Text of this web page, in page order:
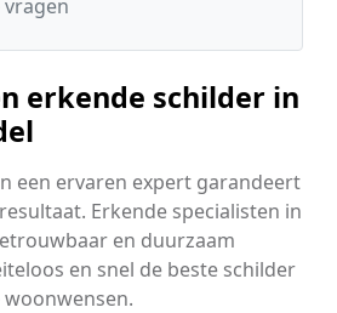
vragen
erkende schilder in
een ervaren expert garandeert
Erkende specialisten in
en duurzaam
en snel de beste schilder